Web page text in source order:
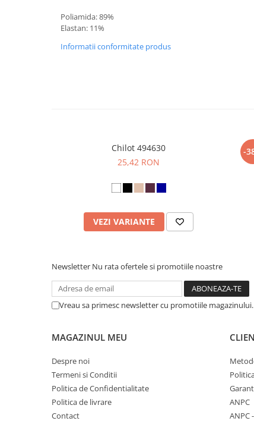
Poliamida: 89%
Elastan: 11%
Informatii conformitate produs
Chilot 494630
25,42 RON
VEZI VARIANTE
-
Newsletter Nu rata ofertele si promotiile noastre
Vreau sa primesc newsletter cu promotiile
MAGAZINUL MEU
Despre noi
Termeni si Conditii
Politica de Confidentialitate
Politica de livrare
Contact
ANPC
ANPC